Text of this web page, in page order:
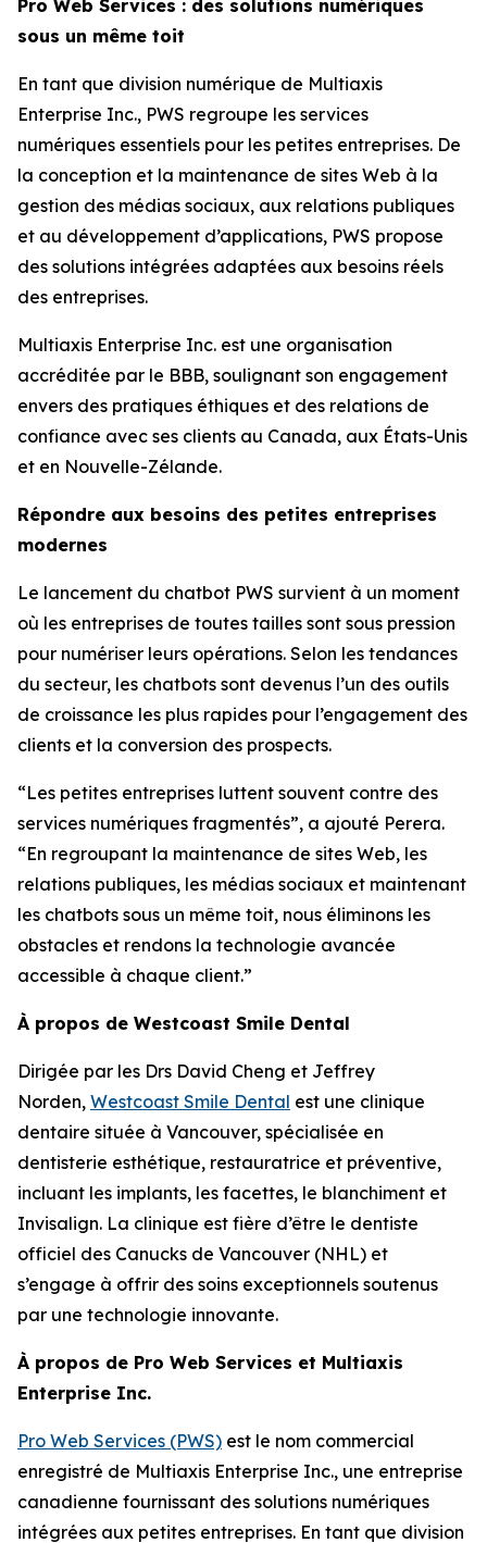
Pro Web Services : des solutions numériques
sous un même toit
En tant que division numérique de Multiaxis
Enterprise Inc., PWS regroupe les services
numériques essentiels pour les petites entreprises. De
la conception et la maintenance de sites Web à la
gestion des médias sociaux, aux relations publiques
et au développement d’applications, PWS propose
des solutions intégrées adaptées aux besoins réels
des entreprises.
Multiaxis Enterprise Inc. est une organisation
accréditée par le BBB, soulignant son engagement
envers des pratiques éthiques et des relations de
confiance avec ses clients au Canada, aux États-Unis
et en Nouvelle-Zélande.
Répondre aux besoins des petites entreprises
modernes
Le lancement du chatbot PWS survient à un moment
où les entreprises de toutes tailles sont sous pression
pour numériser leurs opérations. Selon les tendances
du secteur, les chatbots sont devenus l’un des outils
de croissance les plus rapides pour l’engagement des
clients et la conversion des prospects.
“Les petites entreprises luttent souvent contre des
services numériques fragmentés”, a ajouté Perera.
“En regroupant la maintenance de sites Web, les
relations publiques, les médias sociaux et maintenant
les chatbots sous un même toit, nous éliminons les
obstacles et rendons la technologie avancée
accessible à chaque client.”
À propos de Westcoast Smile Dental
Dirigée par les Drs David Cheng et Jeffrey
Norden, Westcoast Smile Dental est une clinique
dentaire située à Vancouver, spécialisée en
dentisterie esthétique, restauratrice et préventive,
incluant les implants, les facettes, le blanchiment et
Invisalign. La clinique est fière d’être le dentiste
officiel des Canucks de Vancouver (NHL) et
s’engage à offrir des soins exceptionnels soutenus
par une technologie innovante.
À propos de Pro Web Services et Multiaxis
Enterprise Inc.
Pro Web Services (PWS) est le nom commercial
enregistré de Multiaxis Enterprise Inc., une entreprise
canadienne fournissant des solutions numériques
intégrées aux petites entreprises. En tant que division